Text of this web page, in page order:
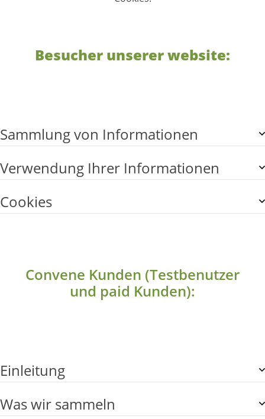
Besucher unserer website:
Sammlung von Informationen
Verwendung Ihrer Informationen
Cookies
Convene Kunden (Testbenutzer
und paid Kunden):
Einleitung
Was wir sammeln